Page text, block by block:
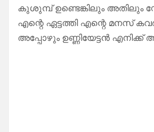
കുശുമ്പ് ഉണ്ടെങ്കിലും അതിലും
എന്റെ ഏട്ടത്തി എന്റെ മനസ്
അപ്പോഴും ഉണ്ണിയേട്ടൻ എനിക്ക്